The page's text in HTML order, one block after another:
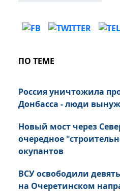
ПО ТЕМЕ
Россия уничтожила
Донбасса - люди
Новый мост через
очередное
окупантов
ВСУ освободили
на Очеретинском